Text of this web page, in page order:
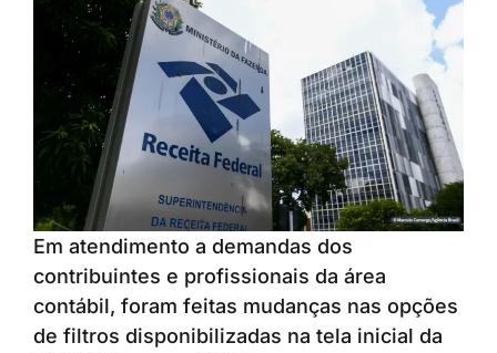
Em atendimento a demandas dos
contribuintes e profissionais da área
contábil, foram feitas mudanças nas opções
de filtros disponibilizadas na tela inicial da